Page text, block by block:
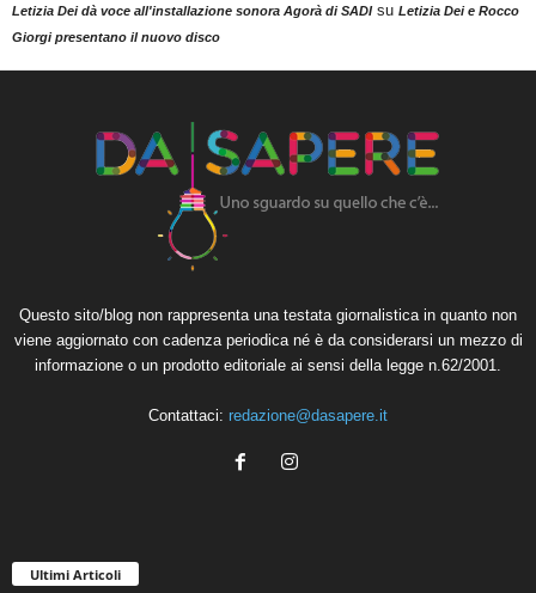
Letizia Dei dà voce all'installazione sonora Agorà di SADIsu Letizia Dei e Rocco
Giorgi presentano il nuovo disco
Questo sito/blog non rappresenta una testata giornalistica in quanto non
viene aggiornato con cadenza periodica né è da considerarsi un mezzo di
informazione o un prodotto editoriale ai sensi della legge n.62/2001.
Contattaci: redazione@dasapere.it
Ultimi Articoli